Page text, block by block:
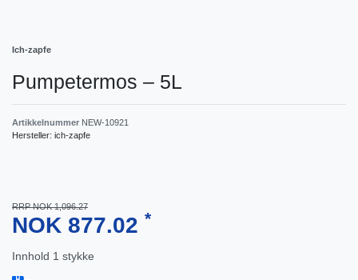
Ich-zapfe
Pumpetermos – 5L
Artikkelnummer NEW-10921
Hersteller: ich-zapfe
RRP NOK 1,096.27
NOK 877.02 *
Innhold 1 stykke